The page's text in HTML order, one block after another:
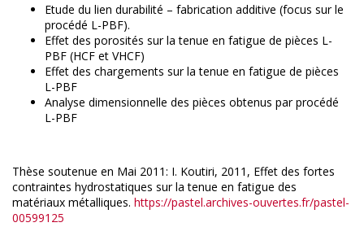
Etude du lien durabilité – fabrication additive (focus sur le
procédé L-PBF).
Effet des porosités sur la tenue en fatigue de pièces L-
PBF (HCF et VHCF)
Effet des chargements sur la tenue en fatigue de pièces
L-PBF
Analyse dimensionnelle des pièces obtenus par procédé
L-PBF
Thèse soutenue en Mai 2011: I. Koutiri, 2011, Effet des fortes
contraintes hydrostatiques sur la tenue en fatigue des
matériaux métalliques. https://pastel.archives-ouvertes.fr/pastel-
00599125